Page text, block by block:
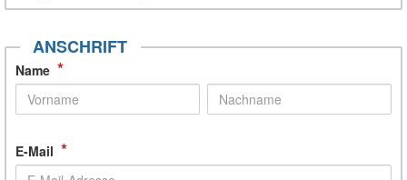
ANSCHRIFT
Name *
E-Mail *